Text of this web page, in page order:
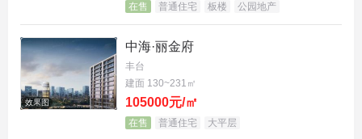
在售 普通住宅 板楼 公园地产
效果图
中海·丽金府
丰台
建面 130~231㎡
105000元/㎡
在售 普通住宅 大平层